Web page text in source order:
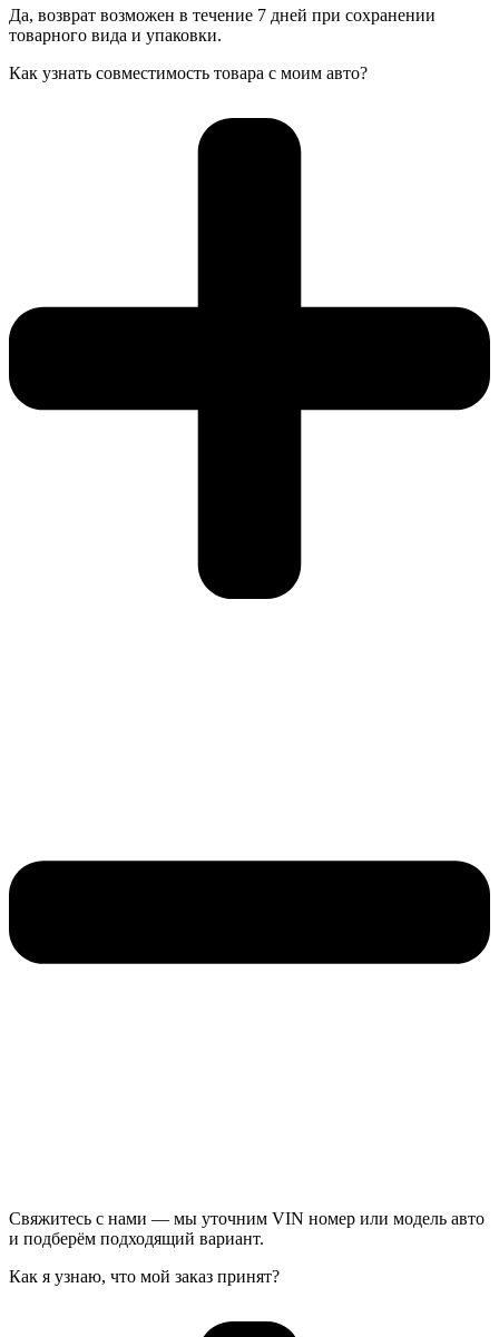
Да, возврат возможен в течение 7 дней при сохранении
товарного вида и упаковки.
Как узнать совместимость товара с моим авто?
Свяжитесь с нами — мы уточним VIN номер или модель авто
и подберём подходящий вариант.
Как я узнаю, что мой заказ принят?